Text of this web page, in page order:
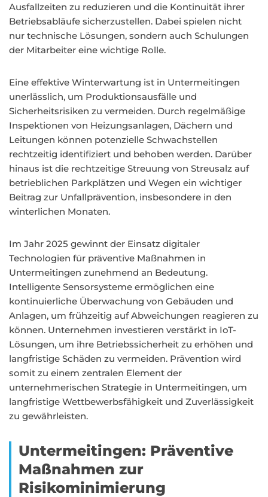
Ausfallzeiten zu reduzieren und die Kontinuität ihrer
Betriebsabläufe sicherzustellen. Dabei spielen nicht
nur technische Lösungen, sondern auch Schulungen
der Mitarbeiter eine wichtige Rolle.
Eine effektive Winterwartung ist in Untermeitingen
unerlässlich, um Produktionsausfälle und
Sicherheitsrisiken zu vermeiden. Durch regelmäßige
Inspektionen von Heizungsanlagen, Dächern und
Leitungen können potenzielle Schwachstellen
rechtzeitig identifiziert und behoben werden. Darüber
hinaus ist die rechtzeitige Streuung von Streusalz auf
betrieblichen Parkplätzen und Wegen ein wichtiger
Beitrag zur Unfallprävention, insbesondere in den
winterlichen Monaten.
Im Jahr 2025 gewinnt der Einsatz digitaler
Technologien für präventive Maßnahmen in
Untermeitingen zunehmend an Bedeutung.
Intelligente Sensorsysteme ermöglichen eine
kontinuierliche Überwachung von Gebäuden und
Anlagen, um frühzeitig auf Abweichungen reagieren zu
können. Unternehmen investieren verstärkt in IoT-
Lösungen, um ihre Betriebssicherheit zu erhöhen und
langfristige Schäden zu vermeiden. Prävention wird
somit zu einem zentralen Element der
unternehmerischen Strategie in Untermeitingen, um
langfristige Wettbewerbsfähigkeit und Zuverlässigkeit
zu gewährleisten.
Untermeitingen: Präventive
Maßnahmen zur
Risikominimierung